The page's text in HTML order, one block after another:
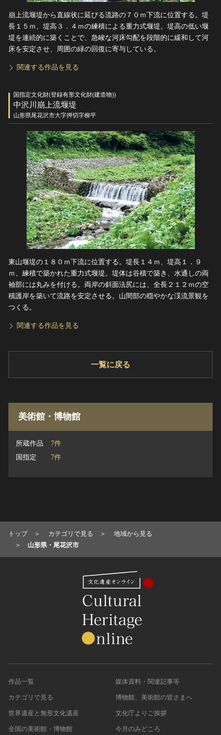
崩上流堰堤から直線状に延びる流路の７０ｍ下流に位置する。堤
長１５ｍ、堤高３．４ｍの練積による重力式堰堤。堤高の低い堰
堤を連続的に築くことで、急峻な河床勾配を段階的に緩和して河
床を安定させ、周囲の緑の回復に寄与している。
関連する作品を見る
国指定文化財(登録有形文化財(建造物))
中沢川崩上流堰堤
山形県尾花沢市大字押切字柳平
東山堰堤の１８０ｍ下流に位置する。堤長１４ｍ、堤高１．９
ｍ、練積で築かれた重力式堰堤。堤体は谷積で築き、水通しの両
袖部には丸みを付ける。両岸の斜面法尻には、全長２１２ｍの空
積護岸を築いて流路を安定させる。山間部の穏やかな渓流景観を
つくる。
関連する作品を見る
一覧に戻る
美術館・博物館
所蔵作品
7件
国指定
7件
トップ カテゴリで見る
地域から見る
山形県・尾花沢市
作品一覧
カテゴリで見る
世界遺産と無形文化遺産
全国の美術館・博物館
媒体資料・関連記事等
博物館、美術館の皆さまへ
文化庁よりご挨拶
今月のみどころ